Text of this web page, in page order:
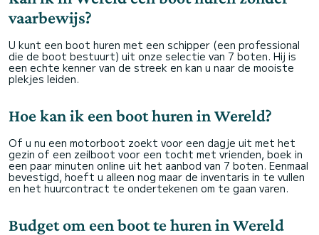
vaarbewijs?
U kunt een boot huren met een schipper (een professional
die de boot bestuurt) uit onze selectie van 7 boten. Hij is
een echte kenner van de streek en kan u naar de mooiste
plekjes leiden.
Hoe kan ik een boot huren in Wereld?
Of u nu een motorboot zoekt voor een dagje uit met het
gezin of een zeilboot voor een tocht met vrienden, boek in
een paar minuten online uit het aanbod van 7 boten. Eenmaal
bevestigd, hoeft u alleen nog maar de inventaris in te vullen
en het huurcontract te ondertekenen om te gaan varen.
Budget om een boot te huren in Wereld